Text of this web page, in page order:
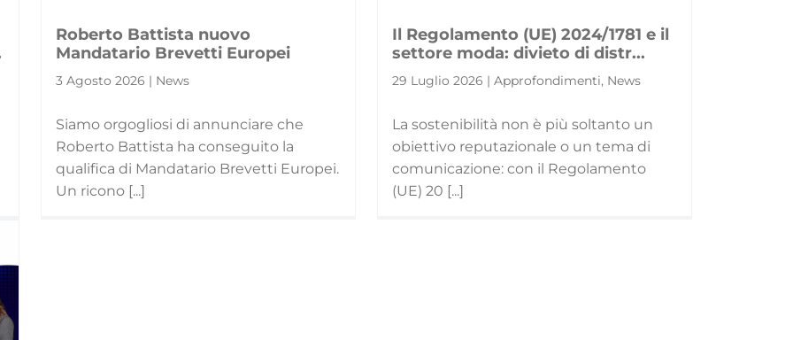
Roberto Battista nuovo
Mandatario Brevetti Europei
3 Agosto 2026 | News
Siamo orgogliosi di annunciare che
Roberto Battista ha conseguito la
qualifica di Mandatario Brevetti Europei.
Un ricono [...]
Il Regolamento (UE) 2024/1781 e il
settore moda: divieto di distr...
29 Luglio 2026 | Approfondimenti, News
La sostenibilità non è più soltanto un
obiettivo reputazionale o un tema di
comunicazione: con il Regolamento
(UE) 20 [...]